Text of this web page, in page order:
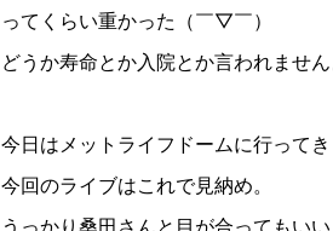
ってくらい重かった（￣▽︎￣）
どうか寿命とか入院とか言われません
今日はメットライフドームに行ってき
今回のライブはこれで見納め。
うっかり桑田さんと目が合ってもい